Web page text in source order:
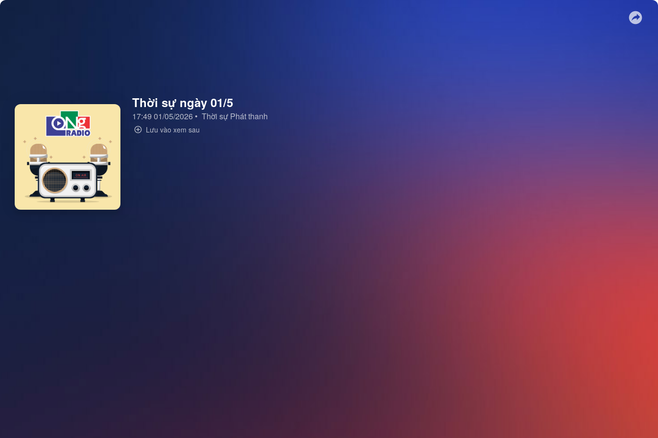
Thời sự ngày 01/5
17:49 01/05/2026 • Thời sự Phát thanh
Lưu vào xem sau